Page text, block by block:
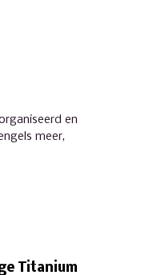
en
meer,
Titanium